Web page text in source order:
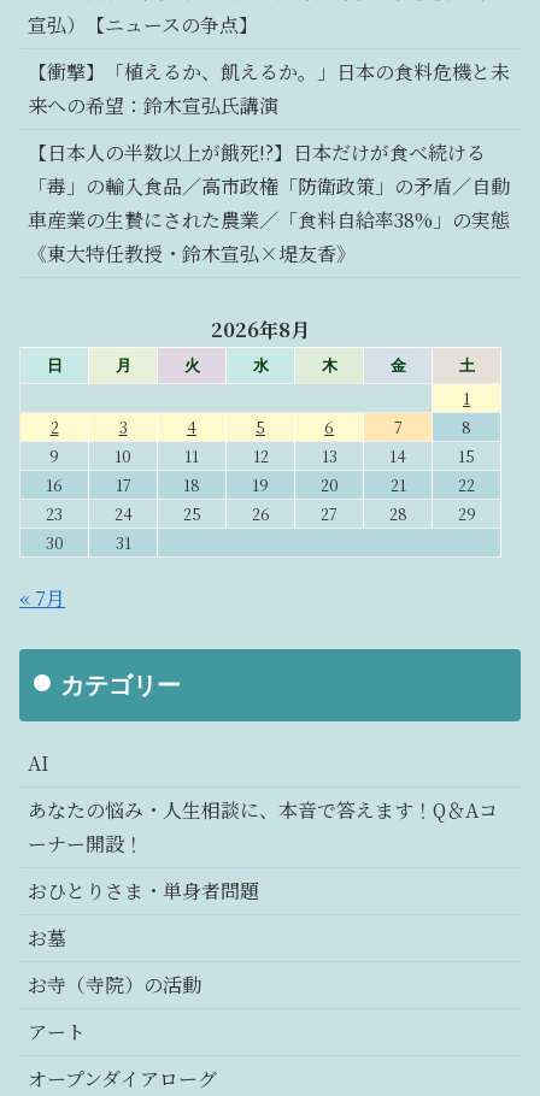
宣弘）【ニュースの争点】
【衝撃】「植えるか、飢えるか。」日本の食料危機と未
来への希望：鈴木宣弘氏講演
【日本人の半数以上が餓死!?】日本だけが食べ続ける
「毒」の輸入食品／高市政権「防衛政策」の矛盾／自動
車産業の生贄にされた農業／「食料自給率38%」の実態
《東大特任教授・鈴木宣弘×堤友香》
2026年8月
日 月 火 水 木 金 土
1
2
3 4 5 6 7
8
9
10 11 12 13 14
15
16
17 18 19 20 21
22
23
24 25 26 27 28
29
30
31
« 7月
カテゴリー
AI
あなたの悩み・人生相談に、本音で答えます！Q＆Aコ
ーナー開設！
おひとりさま・単身者問題
お墓
お寺（寺院）の活動
アート
オープンダイアローグ